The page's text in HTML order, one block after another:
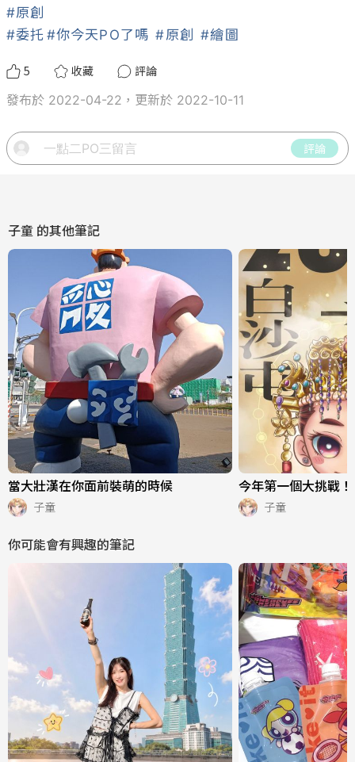
#原創
#委托 #你今天PO了嗎 #原創 #繪圖
5 收藏
評論
發布於 2022-04-22，更新於 2022-10-11
評論
子童 的其他筆記
當大壯漢在你面前裝萌的時候
子童
今年第一個大挑戰
子童
你可能會有興趣的筆記